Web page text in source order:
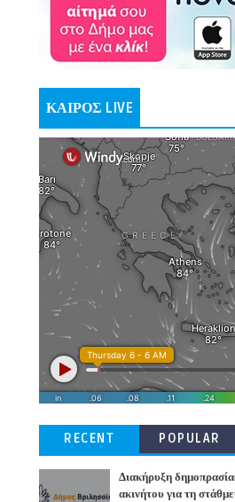
ΚΑΙΡΟΣ LIVE
RECENT POPULAR
Διακήρυξη
ακινήτου για τη